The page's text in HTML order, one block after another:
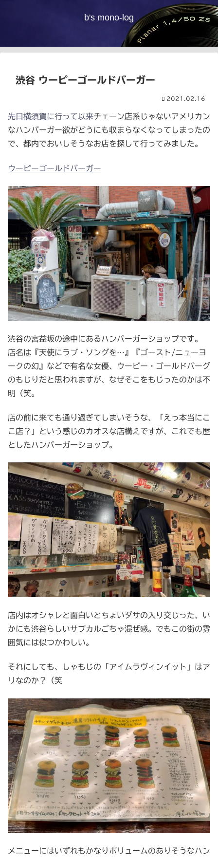
b's mono-log
渋谷 ウーピーゴールドバーガー
2021.02.16
先日横須賀に行って以来チェーン店系じゃないアメリカン
なハンバーガー欲がどうにも収まらなくなってしまったの
で、都内でおいしそうなお店を探して行ってみました。
ウーピーゴールドバーガー
渋谷の宮益坂の途中にあるハンバーガーショップです。
店名は『天使にラブ・ソングを…』『ゴースト/ニューヨ
ークの幻』などで有名な女優、ウーピー・ゴールドバーグ
のもじりだと思われますが、なぜそこをもじったのかは不
明（笑。
店の前に来ても通り過ぎてしまいそうな、「えっ本当にこ
こ店？」という感じのカオスな店構えですが、これでも歴
としたハンバーガーショップ。
店内はオシャレと面白いとちょいダサの入り交じった、い
かにも渋谷らしいサブカルごちゃ混ぜ感。でもこの街の雰
囲気には似つかわしい。
それにしても、しゃもじの「アイムラヴィンイット」はア
リなのか？（笑
メニューにはいずれもかなりボリュームのありそうなハン